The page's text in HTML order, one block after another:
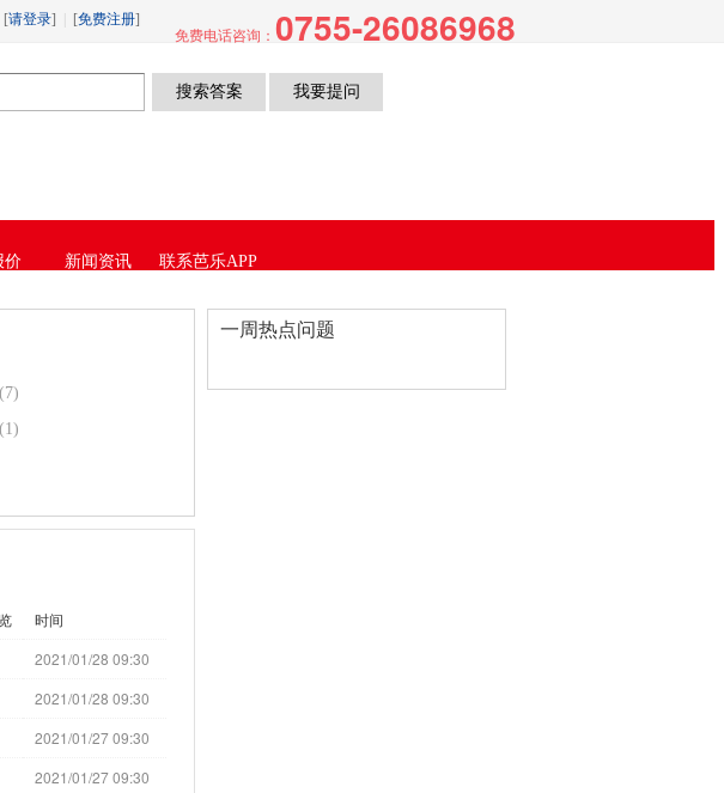
APP下载IOS,芭乐视频APP下载黄色片
免费电话咨询： 0755-26086968
[请登录] [免费注册]
价 新闻资讯 联系芭乐APP
官方网站下载
(7)
(1)
时间
2021/01/28 09:30
2021/01/28 09:30
2021/01/27 09:30
2021/01/27 09:30
一周热点问题